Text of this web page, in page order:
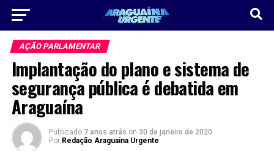
AÇÃO PARLAMENTAR
Implantação do plano e sistema de
segurança pública é debatida em
Araguaína
Publicado 7 anos atrás on 30 de janeiro de 2020
Por Redação Araguaina Urgente